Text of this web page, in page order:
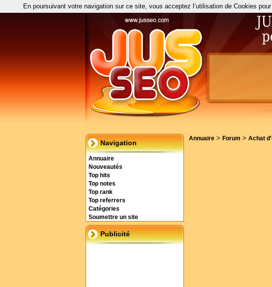
Navigation
Annuaire
Nouveautés
Top hits
Top notes
Top rank
Top referrers
Catégories
Soumettre un site
Publicité
Annuaire > Forum > Achat
En poursuivant votre navigation sur ce site, vous acceptez l’utilisation de Cookies